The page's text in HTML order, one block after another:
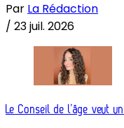
Par La Rédaction
/ 23 juil. 2026
Le Conseil de l’âge veut